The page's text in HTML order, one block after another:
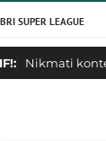
BRI SUPER LEAGUE
Nikmati